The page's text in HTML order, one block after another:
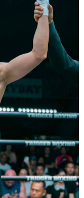
đó lại là một trong
nghiệp lẫy lừng với
Cô đã đánh bại đối
tính điểm đồng
— của cặp đấu này
tranh cãi trước
lần này, không còn
trội trong suốt 10